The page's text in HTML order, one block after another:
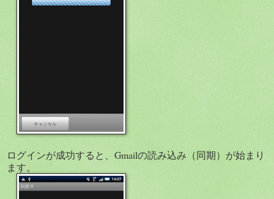
ログインが成功すると、Gmailの読み込み（同期）が始まり
ます。